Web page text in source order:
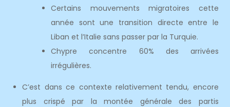
Certains mouvements migratoires cette
année sont une transition directe entre le
Liban et l’Italie sans passer par la Turquie.
Chypre concentre 60% des arrivées
irrégulières.
C’est dans ce contexte relativement tendu, encore
plus crispé par la montée générale des partis